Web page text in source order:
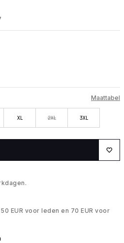
Maattabel
XL 2XL 3XL
EUR voor leden en 70 EUR voor